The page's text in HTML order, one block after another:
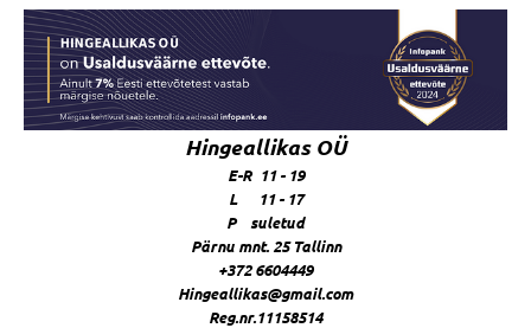
Hingeallikas OÜ
E-R 11 - 19
L 11 - 17
P suletud
Pärnu mnt. 25 Tallinn
+372 6604449
Hingeallikas@gmail.com
Reg.nr.11158514